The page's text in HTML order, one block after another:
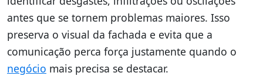
antes que se tornem problemas maiores. Isso
preserva o visual da fachada e evita que a
comunicação perca força justamente quando o
negócio mais precisa se destacar.